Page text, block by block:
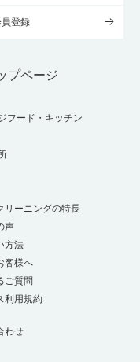
登録
プページ
フード・キッチン
リーニングの特長
声
方法
客様へ
ご質問
利用規約
わせ